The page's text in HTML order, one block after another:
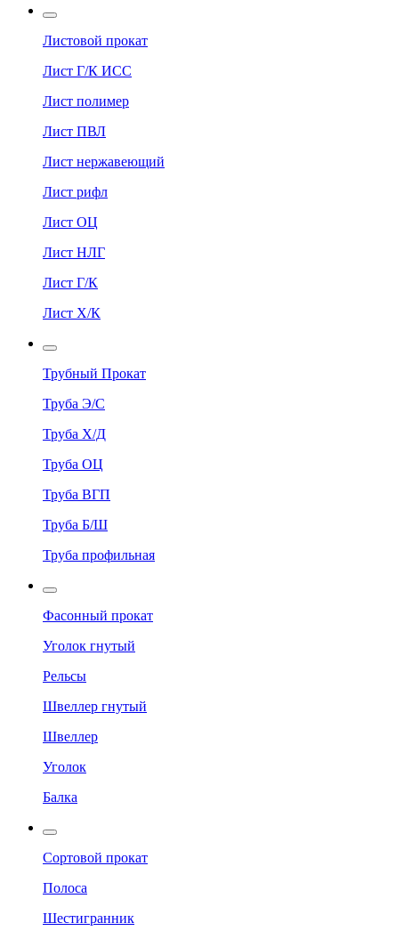
Листовой прокат
Лист Г/К ИСС
Лист полимер
Лист ПВЛ
Лист нержавеющий
Лист рифл
Лист ОЦ
Лист НЛГ
Лист Г/К
Лист Х/К
Трубный Прокат
Труба Э/С
Труба Х/Д
Труба ОЦ
Труба ВГП
Труба Б/Ш
Труба профильная
Фасонный прокат
Уголок гнутый
Рельсы
Швеллер гнутый
Швеллер
Уголок
Балка
Сортовой прокат
Полоса
Шестигранник